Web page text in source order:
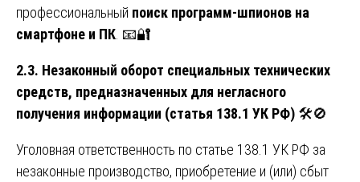
профессиональный поиск программ-шпионов на
смартфоне и ПК . 📧🔐
2.3. Незаконный оборот специальных технических
средств, предназначенных для негласного
получения информации (статья 138.1 УК РФ) 🛠️🚫
Уголовная ответственность по статье 138.1 УК РФ за
незаконные производство, приобретение и (или) сбыт